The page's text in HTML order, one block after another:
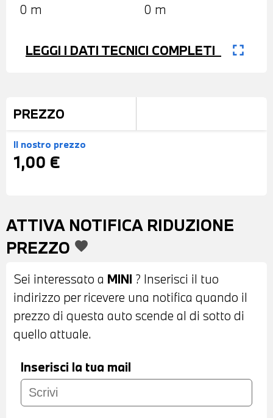
0 m 0 m
LEGGI I DATI TECNICI COMPLETI fullscreen
PREZZO
Il nostro prezzo
1,00 €
ATTIVA NOTIFICA RIDUZIONE
PREZZO favorite
Sei interessato a MINI ? Inserisci il tuo
indirizzo per ricevere una notifica quando il
prezzo di questa auto scende al di sotto di
quello attuale.
Inserisci la tua mail